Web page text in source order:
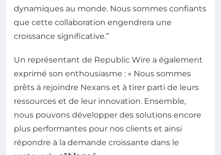
dynamiques au monde. Nous sommes confiants
que cette collaboration engendrera une
croissance significative.”
Un représentant de Republic Wire a également
exprimé son enthousiasme : « Nous sommes
prêts à rejoindre Nexans et à tirer parti de leurs
ressources et de leur innovation. Ensemble,
nous pouvons développer des solutions encore
plus performantes pour nos clients et ainsi
répondre à la demande croissante dans le